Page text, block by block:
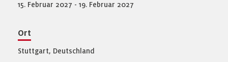
15. Februar 2027 - 19. Februar 2027
Ort
Stuttgart, Deutschland